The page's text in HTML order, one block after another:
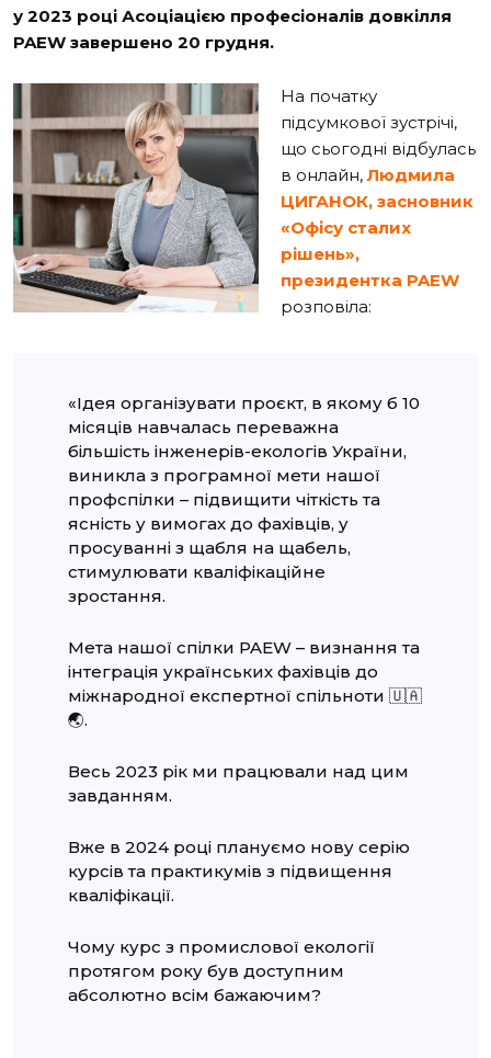
у 2023 році Асоціацією професіоналів довкілля
PAEW завершено 20 грудня.
На початку
підсумкової зустрічі,
що сьогодні відбулась
в онлайн,Людмила
ЦИГАНОК, засновник
«Офісу сталих
рішень»,
президентка PAEW
розповіла:
«Ідея організувати проєкт, в якому б 10
місяців навчалась переважна
більшість інженерів-екологів України,
виникла з програмної мети нашої
профспілки – підвищити чіткість та
ясність у вимогах до фахівців, у
просуванні з щабля на щабель,
стимулювати кваліфікаційне
зростання.
Мета нашої спілки PAEW – визнання та
інтеграція українських фахівців до
міжнародної експертної спільноти 🇺🇦
🌏.
Весь 2023 рік ми працювали над цим
завданням.
Вже в 2024 році плануємо нову серію
курсів та практикумів з підвищення
кваліфікації.
Чому курс з промислової екології
протягом року був доступним
абсолютно всім бажаючим?